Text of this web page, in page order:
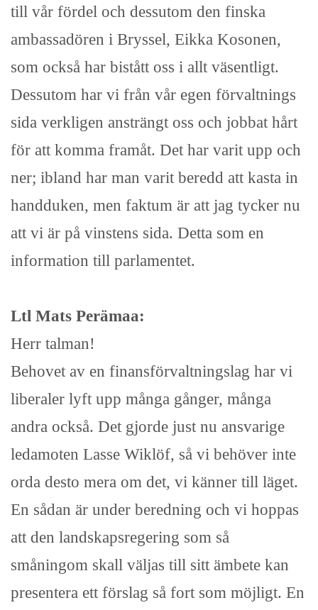
till vår fördel och dessutom den finska
ambassadören i Bryssel, Eikka Kosonen,
som också har bistått oss i allt väsentligt.
Dessutom har vi från vår egen förvaltnings
sida verkligen ansträngt oss och jobbat hårt
för att komma framåt. Det har varit upp och
ner; ibland har man varit beredd att kasta in
handduken, men faktum är att jag tycker nu
att vi är på vinstens sida. Detta som en
information till parlamentet.
Ltl Mats Perämaa:
Herr talman!
Behovet av en finansförvaltningslag har vi
liberaler lyft upp många gånger, många
andra också. Det gjorde just nu ansvarige
ledamoten Lasse Wiklöf, så vi behöver inte
orda desto mera om det, vi känner till läget.
En sådan är under beredning och vi hoppas
att den landskapsregering som så
småningom skall väljas till sitt ämbete kan
presentera ett förslag så fort som möjligt. En